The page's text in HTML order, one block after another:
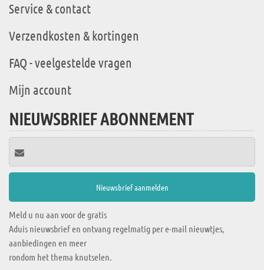
Service & contact
Verzendkosten & kortingen
FAQ - veelgestelde vragen
Mijn account
NIEUWSBRIEF ABONNEMENT
Meld u nu aan voor de gratis
Aduis nieuwsbrief en ontvang regelmatig per e-mail nieuwtjes,
aanbiedingen en meer
rondom het thema knutselen.